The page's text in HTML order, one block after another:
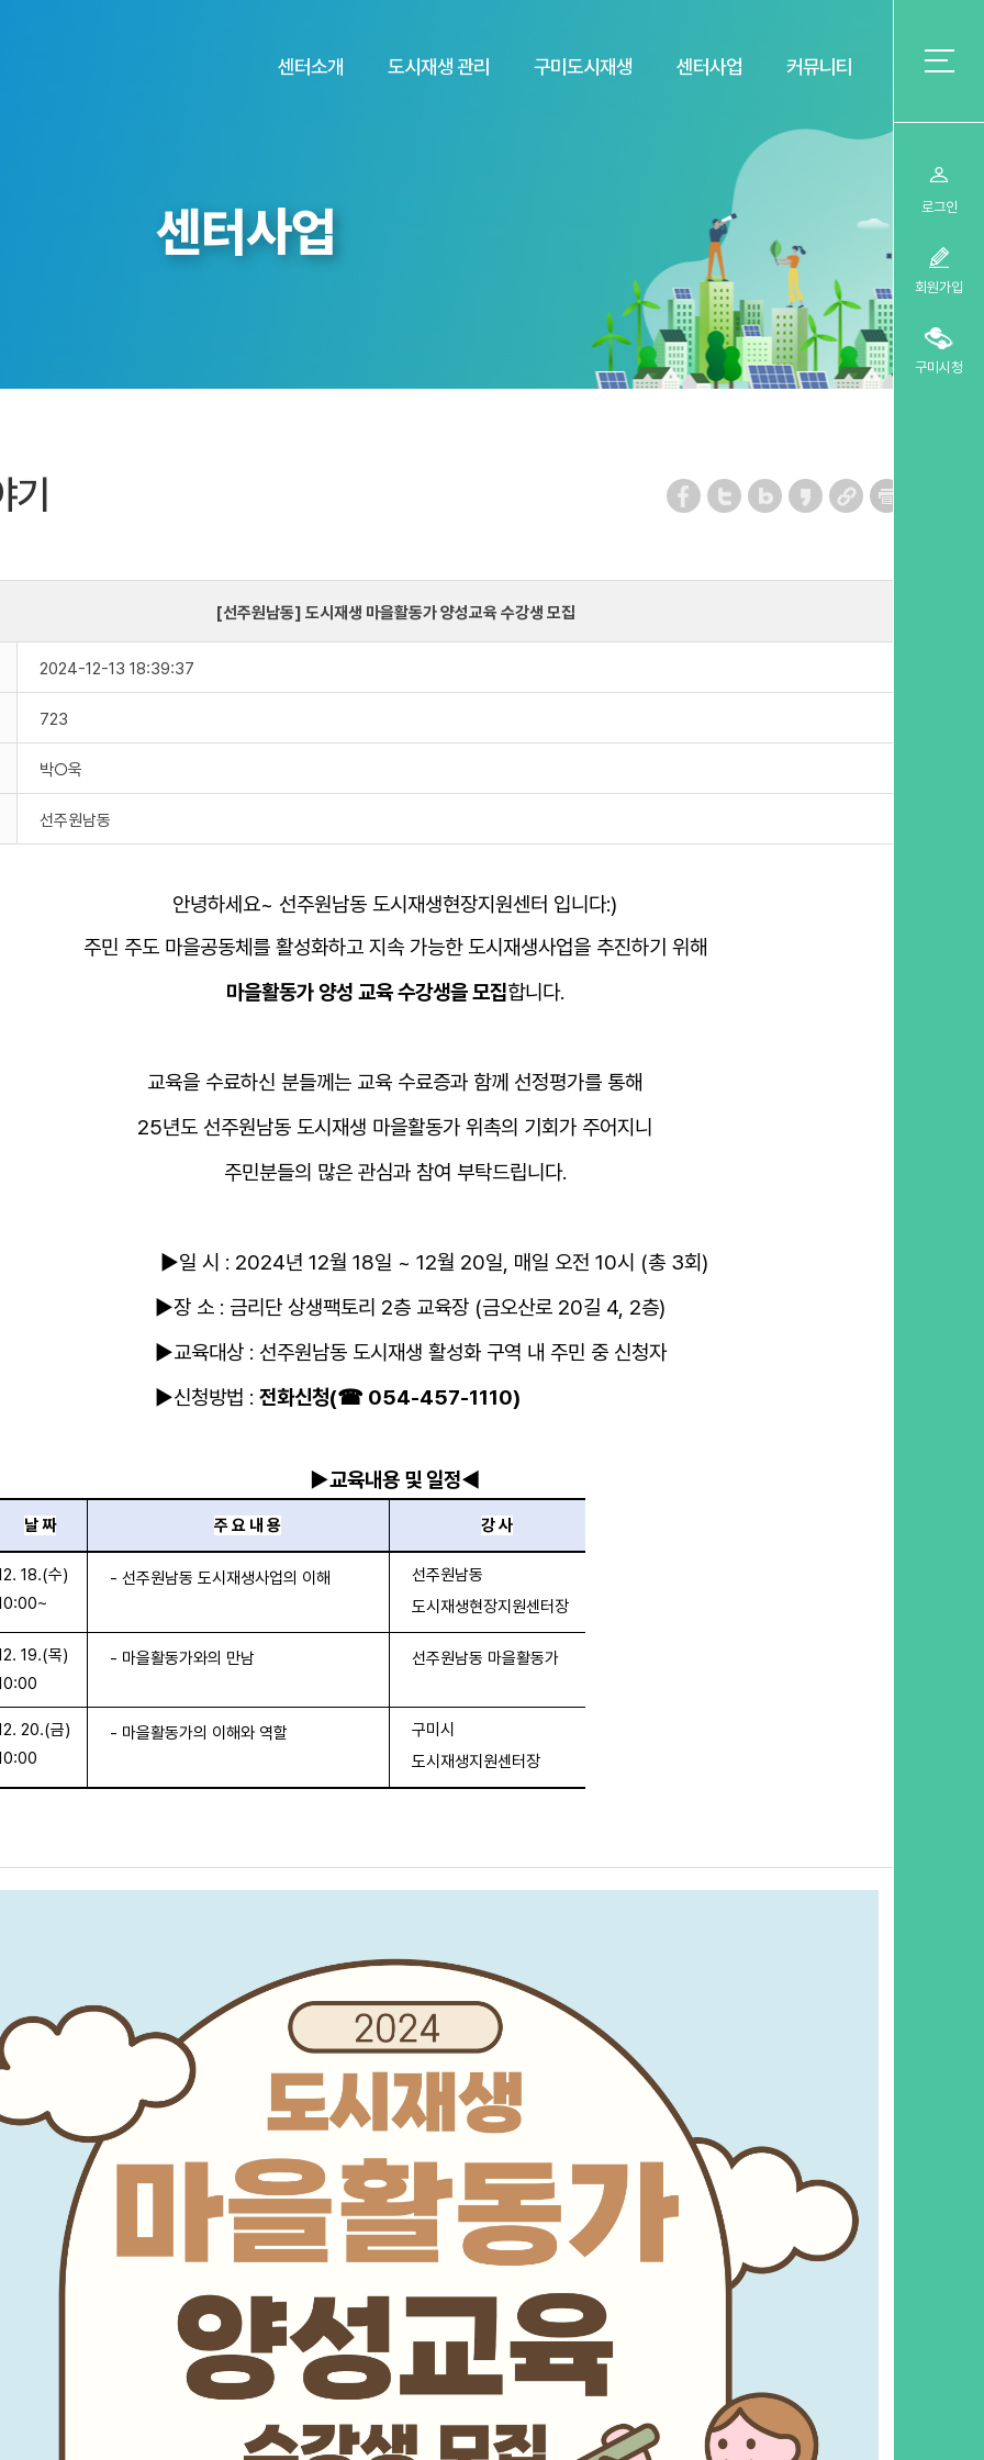
로그인
회원가입
구미시청
센터소개 도시재생 관리 구미도시재생 센터사업 커뮤니티
센터사업
[선주원남동] 도시재생 마을활동가 양성교육 수강생 모집
2024-12-13 18:39:37
723
박○욱
선주원남동
안녕하세요~ 선주원남동 도시재생현장지원센터 입니다:)
주민 주도 마을공동체를 활성화하고 지속 가능한 도시재생사업을 추진하기 위해
마을활동가 양성 교육 수강생을 모집합니다.
교육을 수료하신 분들께는 교육 수료증과 함께 선정평가를 통해
25년도 선주원남동 도시재생 마을활동가 위촉의 기회가 주어지니
주민분들의 많은 관심과 참여 부탁드립니다.
2024년 12월 18일 ~ 12월 20일, 매일 오전 10시 (총 3회)
▶장 소 : 금리단 상생팩토리 2층 교육장 (금오산로 20길 4, 2층)
▶교육대상 : 선주원남동 도시재생 활성화 구역 내 주민 중 신청자
▶신청방법 : 전화신청(☎ 054-457-1110)
▶교육내용 및 일정◀
날 짜 주 요 내 용 강 사
18.(수)
- 선주원남동 도시재생사업의 이해
선주원남동
도시재생현장지원센터장
19.(목)
- 마을활동가와의 만남 선주원남동 마을활동가
20.(금)
- 마을활동가의 이해와 역할
구미시
도시재생지원센터장